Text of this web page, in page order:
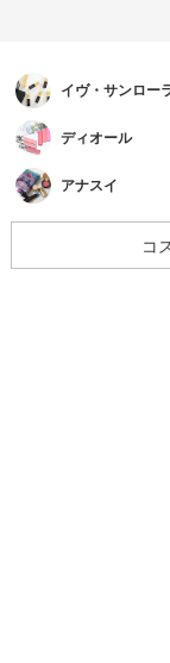
イヴ・サンロー
ディオール
アナスイ
コ